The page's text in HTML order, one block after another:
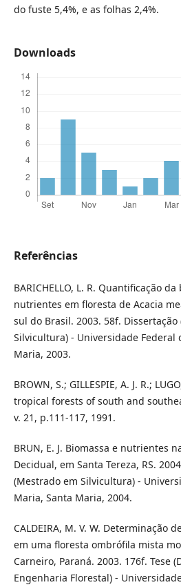
do fuste 5,4%, e as folhas 2,4%.
Downloads
Referências
BARICHELLO, L. R. Quantificação
nutrientes em floresta de Acacia
sul do Brasil. 2003. 58f.
Silvicultura) - Universidade Federal
Maria, 2003.
BROWN, S.; GILLESPIE, A. J. R.;
tropical forests of south and
v. 21, p.111-117, 1991.
BRUN, E. J. Biomassa e nutrientes
Decidual, em Santa Tereza, RS.
(Mestrado em Silvicultura) -
Maria, Santa Maria, 2004.
CALDEIRA, M. V. W. Determinação
em uma floresta ombrófila mista
Carneiro, Paraná. 2003. 176f. Tese
Engenharia Florestal) -